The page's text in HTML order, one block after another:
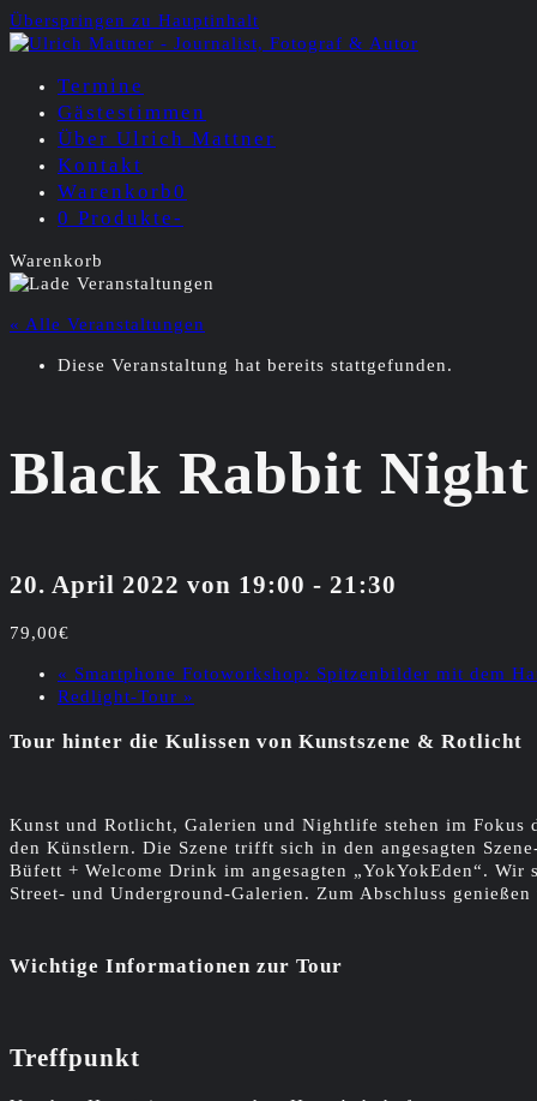
Überspringen zu Hauptinhalt
Termine
Gästestimmen
Über Ulrich Mattner
Kontakt
Warenkorb0
0 Produkte-
Warenkorb
« Alle Veranstaltungen
Diese Veranstaltung hat bereits stattgefunden.
Black Rabbit Night
20. April 2022 von 19:00 - 21:30
79,00€
« Smartphone Fotoworkshop: Spitzenbilder mit dem
Redlight-Tour »
Tour hinter die Kulissen von Kunstszene & Rotlicht
Kunst und Rotlicht, Galerien und Nightlife stehen im Fokus
den Künstlern. Die Szene trifft sich in den angesagten
Büfett + Welcome Drink im angesagten „YokYokEden“.
Street- und Underground-Galerien. Zum Abschluss
Wichtige Informationen zur Tour
Treffpunkt